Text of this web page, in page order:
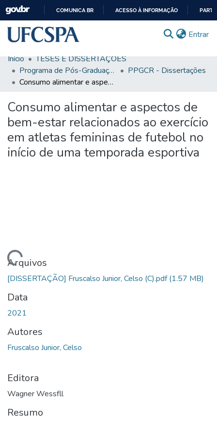
CONTEÚDO
COMUNICA BR ACESSO À INFORMAÇÃO
Entrar
Comunidades & Coleções
Busca Facetada
Estatísticas
Autoarquivamento
Sobre o RI-UFCSPA
Início
TESES E DISSERTAÇÕES
Programa de Pós-Graduação em Ciências da Reabilitação
PPGCR - Dissertações
Consumo alimentar e aspectos de bem-estar relacionados ao exercício em atletas femininas de futebol no início de uma temporada esportiva
Consumo alimentar e aspectos de
bem-estar relacionados ao exercício
em atletas femininas de futebol no
início de uma temporada esportiva
Arquivos
[DISSERTAÇÃO] Fruscalso Junior, Celso (C).pdf(1.57 MB)
Data
2021
Autores
Fruscalso Junior, Celso
Editora
Wagner Wessfll
Resumo